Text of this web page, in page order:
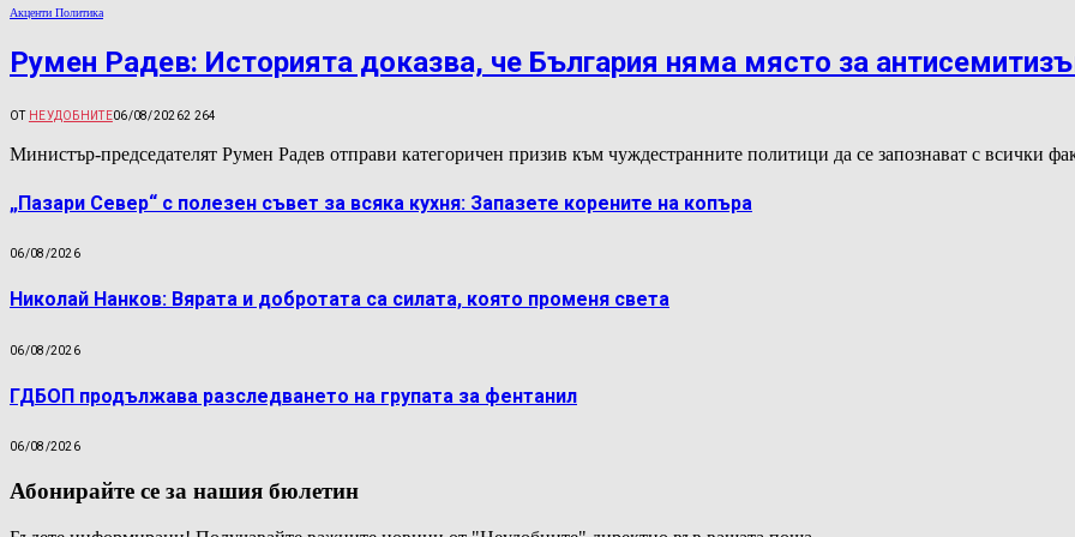
Акценти Политика
Румен Радев: Историята доказва, че България няма място за
ОТ НЕУДОБНИТЕ06/08/20262 264
Министър-председателят Румен Радев отправи категоричен призив към чуждестранните политици да се запознават с всички
„Пазари Север“ с полезен съвет за всяка кухня: Запазете корените на копъра
06/08/2026
Николай Нанков: Вярата и добротата са силата, която променя света
06/08/2026
ГДБОП продължава разследването на групата за фентанил
06/08/2026
Абонирайте се за нашия бюлетин